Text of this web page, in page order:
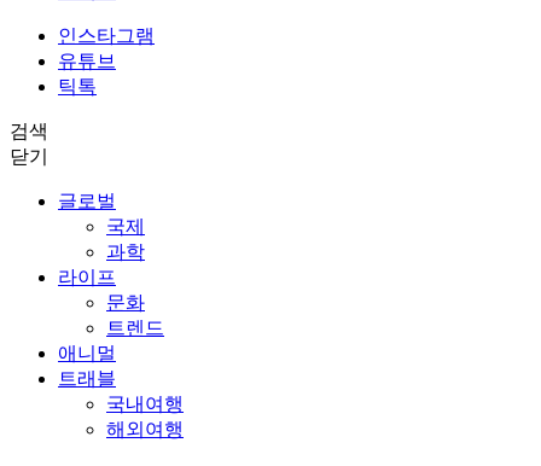
인스타그램
유튜브
틱톡
검색
닫기
글로벌
국제
과학
라이프
문화
트렌드
애니멀
트래블
국내여행
해외여행